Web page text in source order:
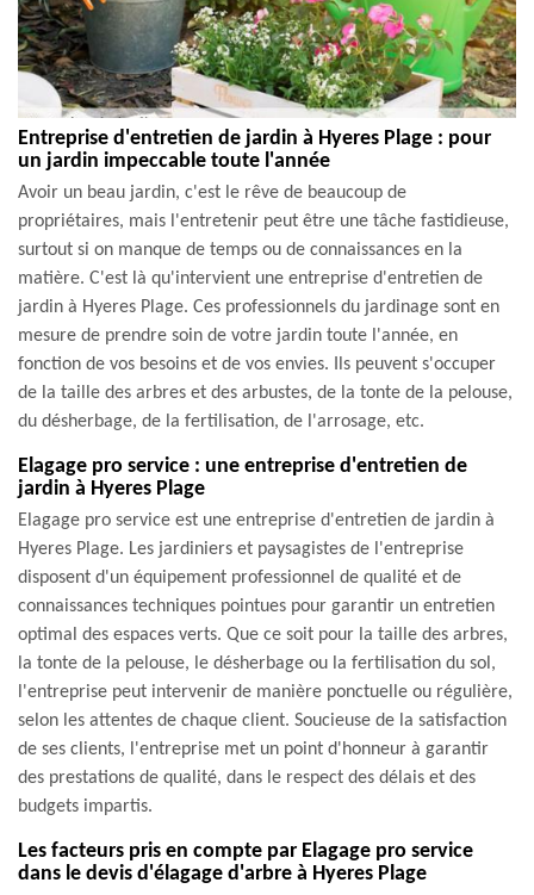
Entreprise d'entretien de jardin à Hyeres Plage : pour
un jardin impeccable toute l'année
Avoir un beau jardin, c'est le rêve de beaucoup de
propriétaires, mais l'entretenir peut être une tâche fastidieuse,
surtout si on manque de temps ou de connaissances en la
matière. C'est là qu'intervient une entreprise d'entretien de
jardin à Hyeres Plage. Ces professionnels du jardinage sont en
mesure de prendre soin de votre jardin toute l'année, en
fonction de vos besoins et de vos envies. Ils peuvent s'occuper
de la taille des arbres et des arbustes, de la tonte de la pelouse,
du désherbage, de la fertilisation, de l'arrosage, etc.
Elagage pro service : une entreprise d'entretien de
jardin à Hyeres Plage
Elagage pro service est une entreprise d'entretien de jardin à
Hyeres Plage. Les jardiniers et paysagistes de l'entreprise
disposent d'un équipement professionnel de qualité et de
connaissances techniques pointues pour garantir un entretien
optimal des espaces verts. Que ce soit pour la taille des arbres,
la tonte de la pelouse, le désherbage ou la fertilisation du sol,
l'entreprise peut intervenir de manière ponctuelle ou régulière,
selon les attentes de chaque client. Soucieuse de la satisfaction
de ses clients, l'entreprise met un point d'honneur à garantir
des prestations de qualité, dans le respect des délais et des
budgets impartis.
Les facteurs pris en compte par Elagage pro service
dans le devis d'élagage d'arbre à Hyeres Plage